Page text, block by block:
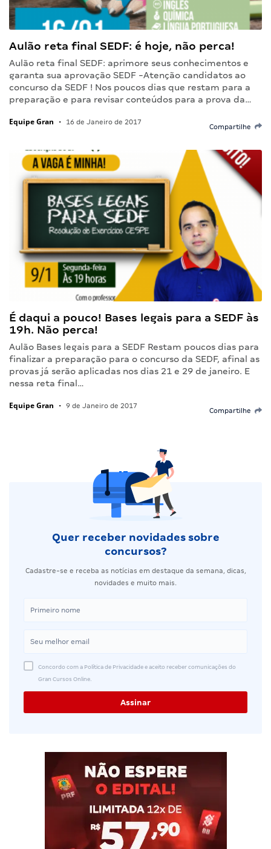
Aulão reta final SEDF: é hoje, não perca!
Aulão reta final SEDF: aprimore seus conhecimentos e
garanta sua aprovação SEDF -Atenção candidatos ao
concurso da SEDF ! Nos poucos dias que restam para a
preparação e para revisar conteúdos para a prova da…
Equipe Gran • 16 de Janeiro de 2017
Compartilhe
É daqui a pouco! Bases legais para a SEDF às
19h. Não perca!
Aulão Bases legais para a SEDF Restam poucos dias para
finalizar a preparação para o concurso da SEDF, afinal as
provas já serão aplicadas nos dias 21 e 29 de janeiro. E
nessa reta final…
Equipe Gran • 9 de Janeiro de 2017
Compartilhe
Quer receber novidades sobre
concursos?
Cadastre-se e receba as notícias em destaque da semana, dicas,
novidades e muito mais.
Concordo com a Política de Privacidade e aceito receber comunicações do
Gran Cursos Online.